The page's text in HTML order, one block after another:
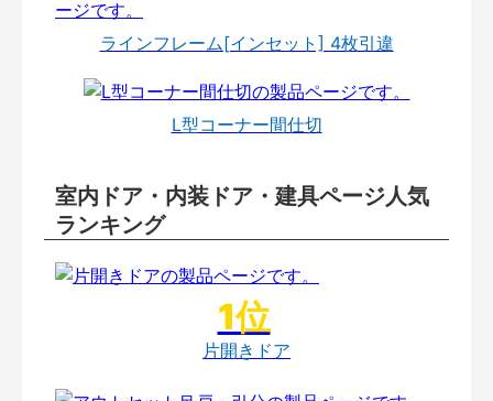
ラインフレーム[インセット] 4枚引違
L型コーナー間仕切
室内ドア・内装ドア・建具ページ人気
ランキング
片開きドア